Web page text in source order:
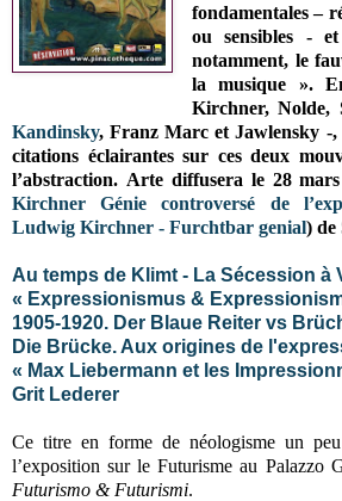
fondamentales –
ou sensibles -
notamment, le
la musique ».
Kirchner, Nolde,
Kandinsky, Franz Marc et Jawlensky -,
citations éclairantes sur ces deux
l’abstraction. Arte diffusera le 28
Kirchner Génie controversé de
Ludwig Kirchner - Furchtbar genial) de
Au temps de Klimt - La Sécession à
« Expressionismus &
1905-1920. Der Blaue Reiter vs
Die Brücke. Aux origines de
« Max Liebermann et les
Grit Lederer
Ce titre en forme de néologisme un
l’exposition sur le Futurisme au Palazzo
Futurismo & Futurismi.